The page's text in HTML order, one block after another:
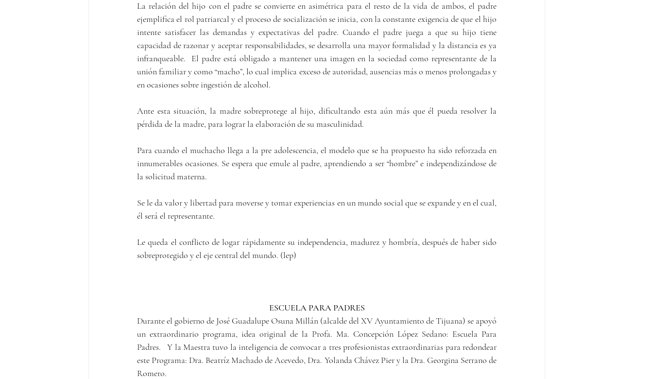
La relación del hijo con el padre se convierte en asimétrica para el resto de la vida de ambos, el padre
ejemplifica el rol patriarcal y el proceso de socialización se inicia, con la constante exigencia de que el hijo
intente satisfacer las demandas y expectativas del padre. Cuando el padre juega a que su hijo tiene
capacidad de razonar y aceptar responsabilidades, se desarrolla una mayor formalidad y la distancia es ya
infranqueable.  El padre está obligado a mantener una imagen en la sociedad como representante de la
unión familiar y como “macho”, lo cual implica exceso de autoridad, ausencias más o menos prolongadas y
en ocasiones sobre ingestión de alcohol.
Ante esta situación, la madre sobreprotege al hijo, dificultando esta aún más que él pueda resolver la
pérdida de la madre, para lograr la elaboración de su masculinidad.
Para cuando el muchacho llega a la pre adolescencia, el modelo que se ha propuesto ha sido reforzada en
innumerables ocasiones. Se espera que emule al padre, aprendiendo a ser “hombre” e independizándose de
la solicitud materna.
Se le da valor y libertad para moverse y tomar experiencias en un mundo social que se expande y en el cual,
él será el representante.
Le queda el conflicto de logar rápidamente su independencia, madurez y hombría, después de haber sido
sobreprotegido y el eje central del mundo. (lep)
ESCUELA PARA PADRES
Durante el gobierno de José Guadalupe Osuna Millán (alcalde del XV Ayuntamiento de Tijuana) se apoyó
un extraordinario programa, idea original de la Profa. Ma. Concepción López Sedano: Escuela Para
Padres.   Y la Maestra tuvo la inteligencia de convocar a tres profesionistas extraordinarias para redondear
este Programa: Dra. Beatríz Machado de Acevedo, Dra. Yolanda Chávez Pier y la Dra. Georgina Serrano de
Romero.